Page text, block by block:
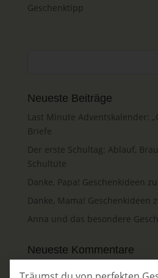
Geschenktipp
Neueste Beiträge
Last Minute Adventskalender:
Briefe
Der erste Schultag: Ablauf,
Schultüte
Danke, Papa! Geschenkideen
Danke, Mama! Geschenkideen
Anna und das besondere
Neueste Kommentare